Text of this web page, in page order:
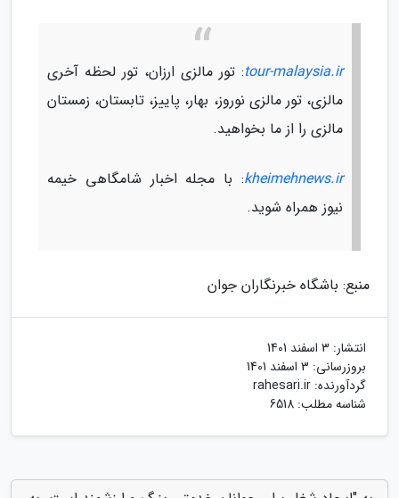
tour-malaysia.ir: تور مالزی ارزان، تور لحظه آخری
مالزی، تور مالزی نوروز، بهار، پاییز، تابستان، زمستان
مالزی را از ما بخواهید.
kheimehnews.ir: با مجله اخبار شامگاهی خیمه
نیوز همراه شوید.
منبع: باشگاه خبرنگاران جوان
انتشار: 3 اسفند 1401
بروزرسانی: 3 اسفند 1401
گردآورنده: rahesari.ir
شناسه مطلب: 6518